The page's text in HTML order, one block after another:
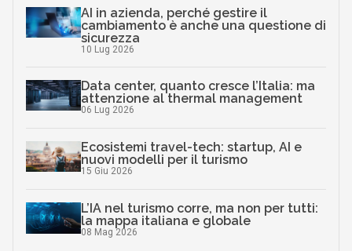
AI in azienda, perché gestire il
cambiamento è anche una questione di
sicurezza
10 Lug 2026
Data center, quanto cresce l’Italia: ma
attenzione al thermal management
06 Lug 2026
Ecosistemi travel-tech: startup, AI e
nuovi modelli per il turismo
15 Giu 2026
L’IA nel turismo corre, ma non per tutti:
la mappa italiana e globale
08 Mag 2026